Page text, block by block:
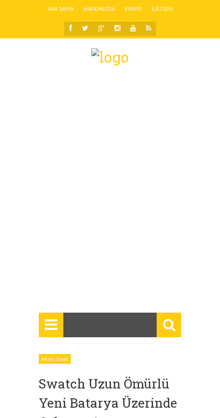
ANA SAYFA HAKKIMIZDA KÜNYE İLETIŞIM
Akıllı Saat
Swatch Uzun Ömürlü
Yeni Batarya Üzerinde